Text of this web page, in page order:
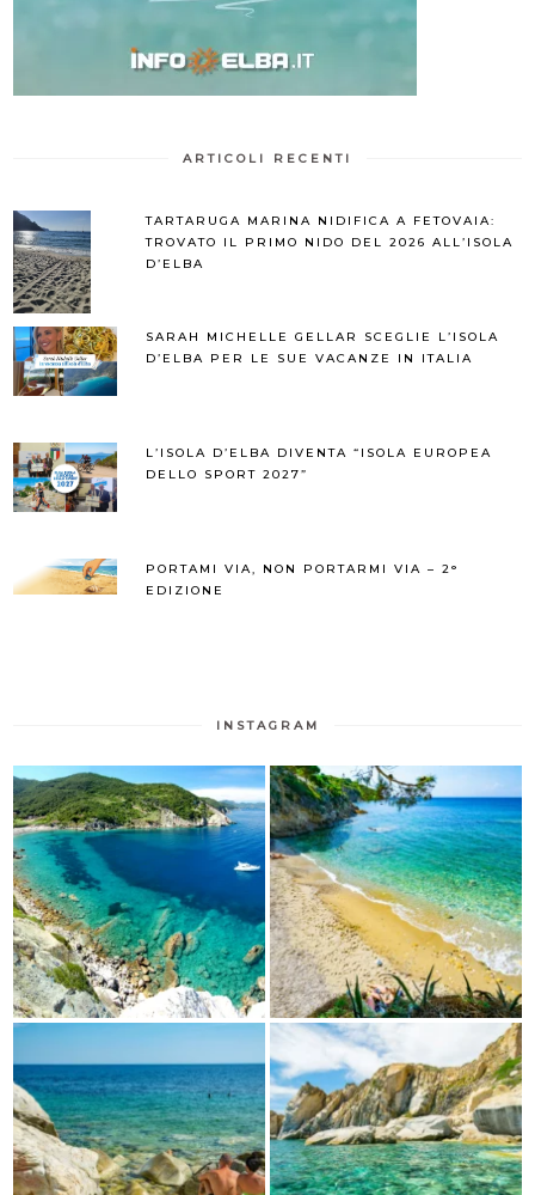
ARTICOLI RECENTI
TARTARUGA MARINA NIDIFICA A FETOVAIA:
TROVATO IL PRIMO NIDO DEL 2026 ALL’ISOLA
D’ELBA
SARAH MICHELLE GELLAR SCEGLIE L’ISOLA
D’ELBA PER LE SUE VACANZE IN ITALIA
L’ISOLA D’ELBA DIVENTA “ISOLA EUROPEA
DELLO SPORT 2027”
PORTAMI VIA, NON PORTARMI VIA – 2°
EDIZIONE
INSTAGRAM